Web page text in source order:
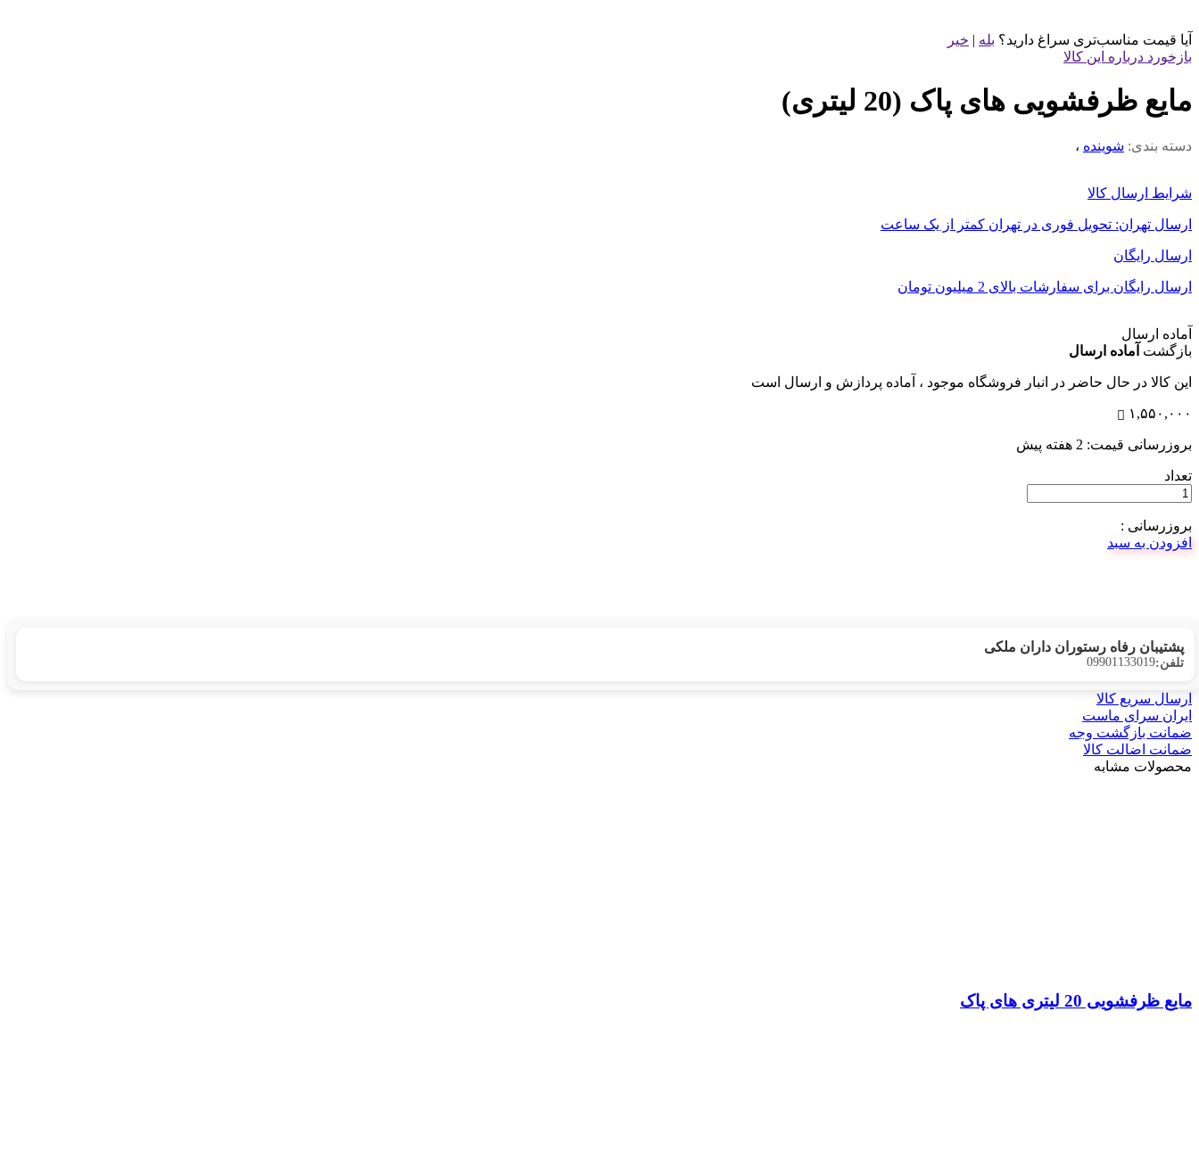
آیا قیمت مناسب‌تری سراغ دارید؟ بله | خیر
بازخورد درباره این کالا
مایع ظرفشویی های پاک (20 لیتری)
دسته بندی: شوینده ،
شرایط ارسال کالا
ارسال تهران: تحویل فوری در تهران کمتر از یک ساعت
ارسال رایگان
ارسال رایگان برای سفارشات بالای 2 میلیون تومان
آماده ارسال
بازگشت آماده ارسال
این کالا در حال حاضر در انبار فروشگاه موجود ، آماده پردازش و ارسال است
۱,۵۵۰,۰۰۰
بروزرسانی قیمت: 2 هفته پیش
تعداد
بروزرسانی :
افزودن به سبد
پشتیبان رفاه رستوران داران ملکی
تلفن:09901133019
ارسال سریع کالا
ایران سرای ماست
ضمانت بازگشت وجه
ضمانت اضالت کالا
محصولات مشابه
مایع ظرفشویی 20 لیتری های پاک